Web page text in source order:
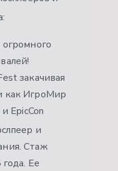
закачивая
как ИгроМир
EpicCon
и
Стаж
Ее